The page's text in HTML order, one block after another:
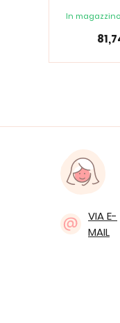
Spectrum
In magazzino
VIA E-
MAIL